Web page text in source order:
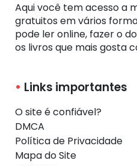
Aqui você tem acesso a
gratuitos em vários
pode ler online, fazer o
os livros que mais gosta
Links importantes
O site é confiável?
DMCA
Política de Privacidade
Mapa do Site